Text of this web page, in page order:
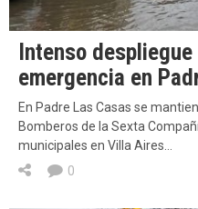
Intenso
emergencia en
En Padre Las Casas se
Bomberos de la Sexta
municipales en Villa Aires…
0